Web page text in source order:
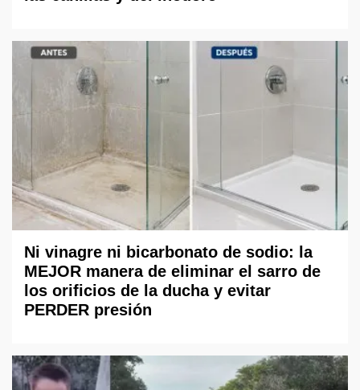
Ni vinagre ni bicarbonato de sodio: la
MEJOR manera de eliminar el sarro de
los orificios de la ducha y evitar
PERDER presión